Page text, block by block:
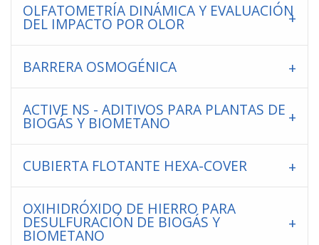
OLFATOMETRÍA DINÁMICA Y EVALUACIÓN
DEL IMPACTO POR OLOR
BARRERA OSMOGÉNICA
ACTIVE NS - ADITIVOS PARA PLANTAS DE
BIOGÁS Y BIOMETANO
CUBIERTA FLOTANTE HEXA-COVER
OXIHIDRÓXIDO DE HIERRO PARA
DESULFURACIÓN DE BIOGÁS Y
BIOMETANO